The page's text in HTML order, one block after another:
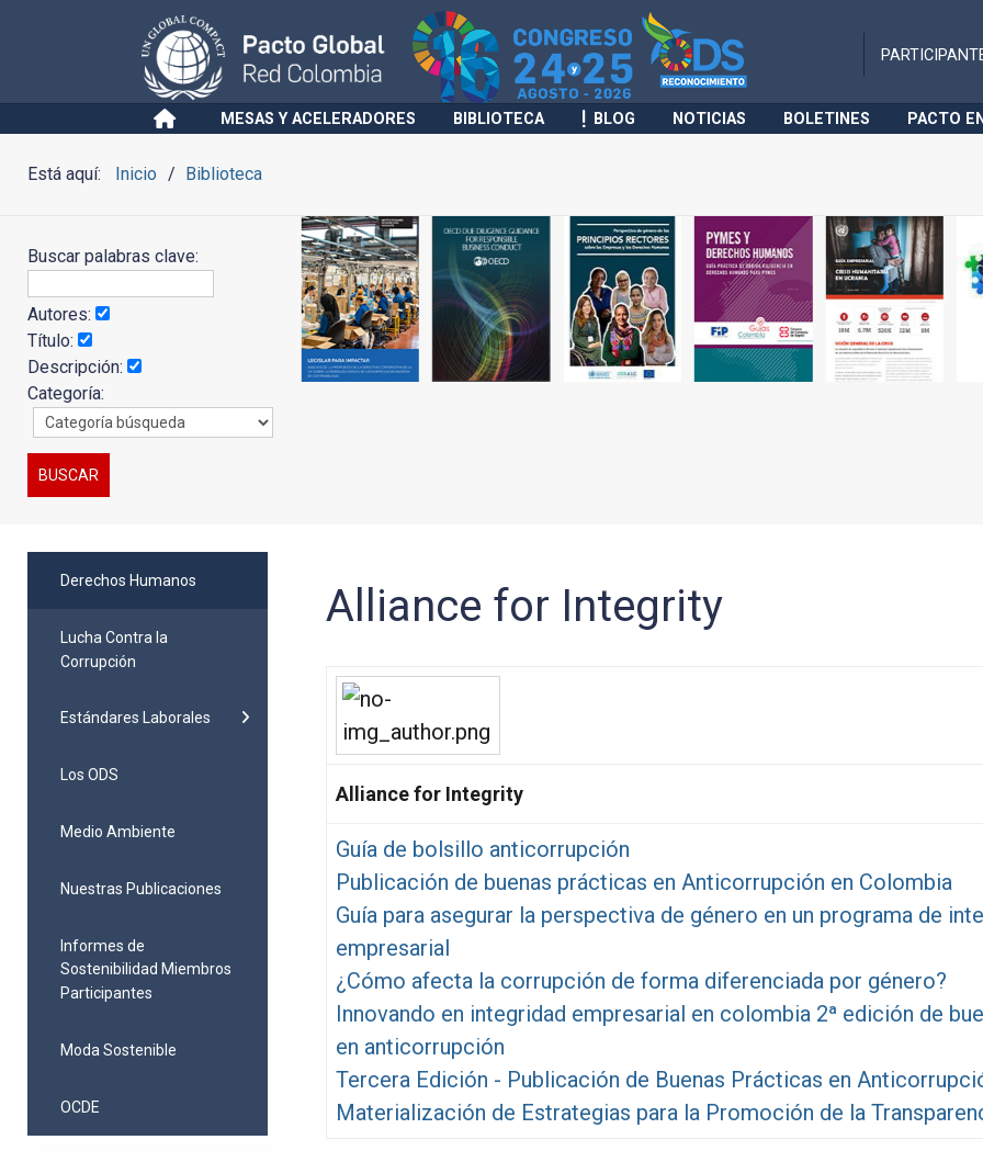
MESAS Y ACELERADORES BIBLIOTECA BLOG NOTICIAS BOLETINES PACTO
Está aquí: Inicio Biblioteca
Buscar palabras clave:
Autores:
Título:
Descripción:
Categoría:
Derechos Humanos
Lucha Contra la
Corrupción
Estándares Laborales
Los ODS
Medio Ambiente
Nuestras Publicaciones
Informes de
Sostenibilidad Miembros
Participantes
Moda Sostenible
OCDE
Alliance for Integrity
Alliance for Integrity
Guía de bolsillo anticorrupción
Publicación de buenas prácticas en Anticorrupción en Colombia
Guía para asegurar la perspectiva de género en un programa de
empresarial
¿Cómo afecta la corrupción de forma diferenciada por género?
Innovando en integridad empresarial en colombia 2ª edición de
en anticorrupción
Tercera Edición - Publicación de Buenas Prácticas en
Materialización de Estrategias para la Promoción de la